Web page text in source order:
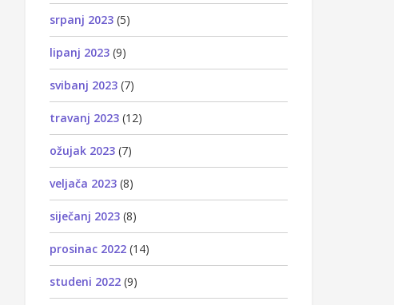
srpanj 2023 (5)
lipanj 2023 (9)
svibanj 2023 (7)
travanj 2023 (12)
ožujak 2023 (7)
veljača 2023 (8)
siječanj 2023 (8)
prosinac 2022 (14)
studeni 2022 (9)